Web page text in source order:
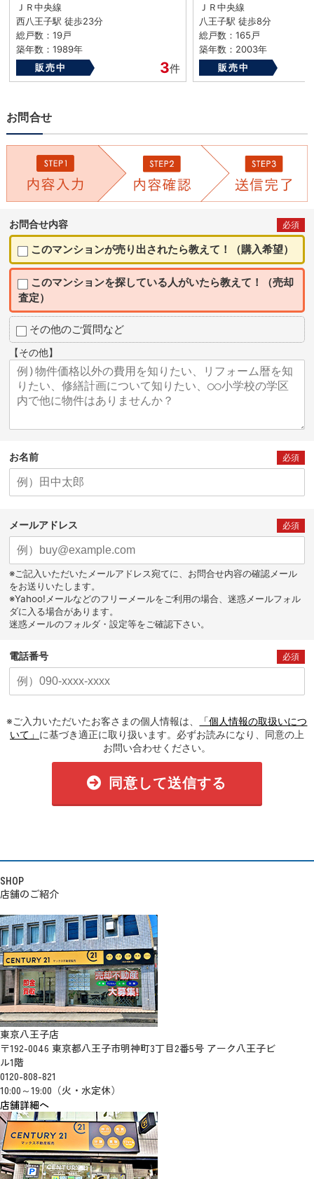
ＪＲ中央線
西八王子駅 徒歩23分
総戸数：19戸
築年数：1989年
販売中
3件
ＪＲ中央線
八王子駅 徒歩8分
総戸数：165戸
築年数：2003年
販売中
お問合せ
お問合せ内容 必須
このマンションが売り出されたら教えて！（購入希望）
このマンションを探している人がいたら教えて！（売却
査定）
その他のご質問など
【その他】
お名前 必須
メールアドレス 必須
※ご記入いただいたメールアドレス宛てに、お問合せ内容の確認メール
をお送りいたします。
※Yahoo!メールなどのフリーメールをご利用の場合、迷惑メールフォル
ダに入る場合があります。
迷惑メールのフォルダ・設定等をご確認下さい。
電話番号 必須
※ご入力いただいたお客さまの個人情報は、
「個人情報の取扱いにつ
いて」 に基づき適正に取り扱います。必ずお読みになり、同意の上
お問い合わせください。
同意して送信する
SHOP
店舗のご紹介
東京八王子店
〒192-0046 東京都八王子市明神町3丁目2番5号 アーク八王子ビ
ル1階
0120-808-821
10:00～19:00（火・水定休）
店舗詳細へ